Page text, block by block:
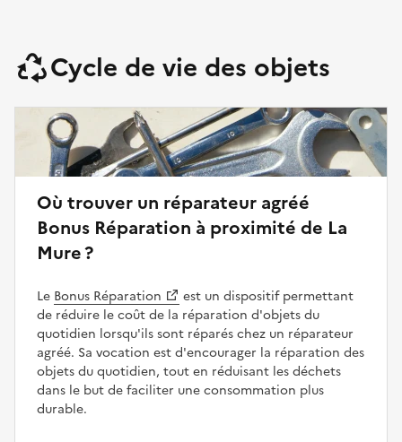
Cycle de vie des objets
Où trouver un réparateur agréé
Bonus Réparation à proximité de La
Mure ?
Le Bonus Réparation
est un dispositif permettant
de réduire le coût de la réparation d'objets du
quotidien lorsqu'ils sont réparés chez un réparateur
agréé. Sa vocation est d'encourager la réparation des
objets du quotidien, tout en réduisant les déchets
dans le but de faciliter une consommation plus
durable.